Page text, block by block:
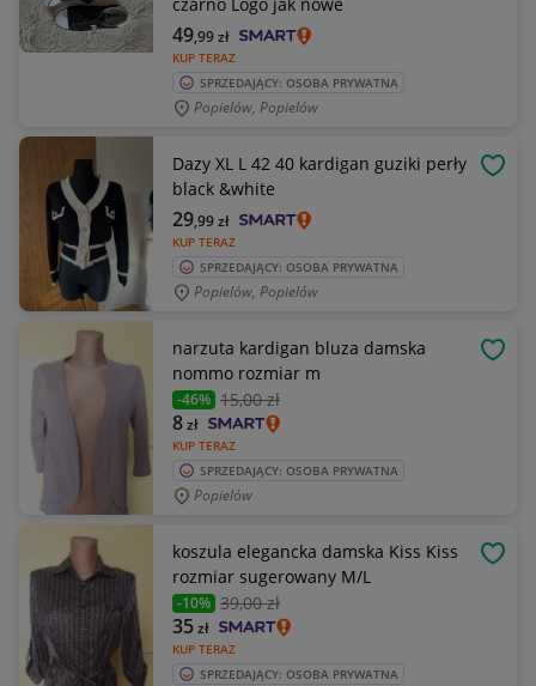
KUP TERAZ
49,99zł
SPRZEDAJĄCY: OSOBA PRYWATNA
Popielów, Popielów
Dazy XL L 42 40 kardigan guziki perły
black &white
KUP TERAZ
29,99zł
SPRZEDAJĄCY: OSOBA PRYWATNA
Popielów, Popielów
narzuta kardigan bluza damska
nommo rozmiar m
-46% 15,00 zł
KUP TERAZ
8zł
SPRZEDAJĄCY: OSOBA PRYWATNA
Popielów
koszula elegancka damska Kiss Kiss
rozmiar sugerowany M/L
-10% 39,00 zł
KUP TERAZ
35zł
SPRZEDAJĄCY: OSOBA PRYWATNA